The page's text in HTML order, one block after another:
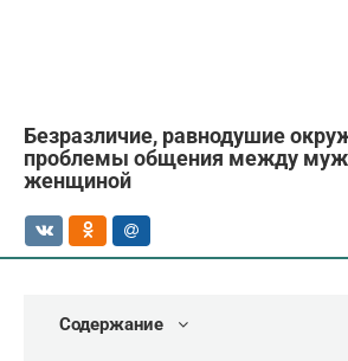
Безразличие, равнодушие
проблемы общения между
женщиной
Содержание